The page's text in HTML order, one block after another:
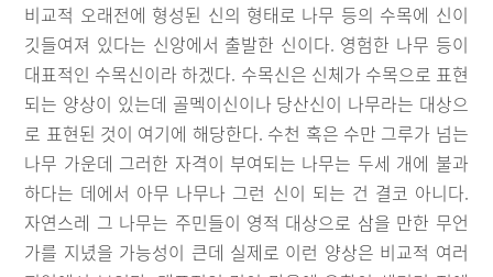
비교적 오래전에 형성된 신의 형태로 나무 등의 수목에 신이
깃들여져 있다는 신앙에서 출발한 신이다. 영험한 나무 등이
대표적인 수목신이라 하겠다. 수목신은 신체가 수목으로 표현
되는 양상이 있는데 골멕이신이나 당산신이 나무라는 대상으
로 표현된 것이 여기에 해당한다. 수천 혹은 수만 그루가 넘는
나무 가운데 그러한 자격이 부여되는 나무는 두세 개에 불과
하다는 데에서 아무 나무나 그런 신이 되는 건 결코 아니다.
자연스레 그 나무는 주민들이 영적 대상으로 삼을 만한 무언
가를 지녔을 가능성이 큰데 실제로 이런 양상은 비교적 여러